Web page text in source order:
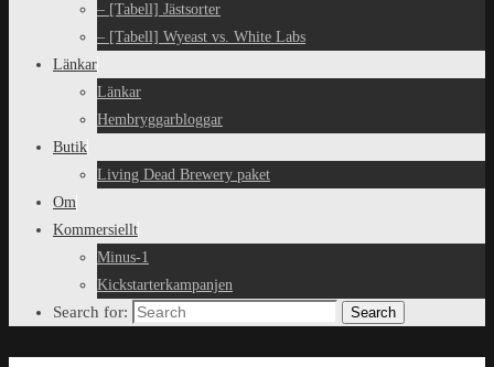
– [Tabell] Jästsorter
– [Tabell] Wyeast vs. White Labs
Länkar
Länkar
Hembryggarbloggar
Butik
Living Dead Brewery paket
Om
Kommersiellt
Minus-1
Kickstarterkampanjen
Search for: Search